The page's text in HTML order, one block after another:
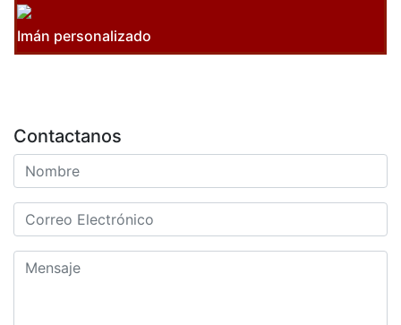
Imán personalizado
Contactanos